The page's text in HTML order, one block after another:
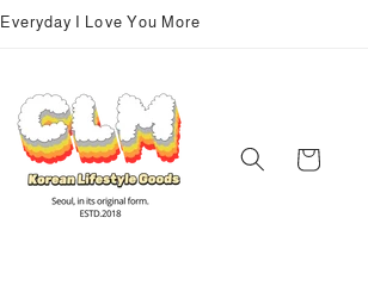
Everyday I Love You More
Carrello